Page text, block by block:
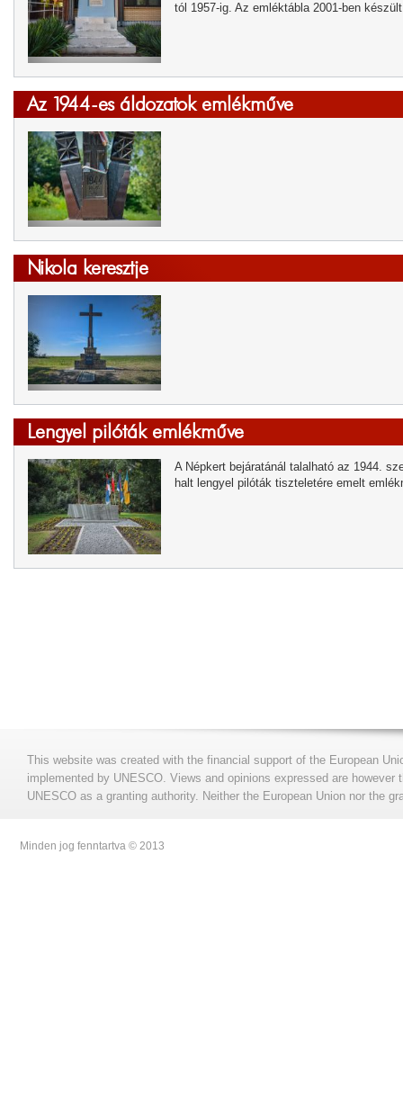
tól 1957-ig. Az emléktábla 2001-ben
Az 1944-es áldozatok emlékműve
Nikola keresztje
Lengyel pilóták emlékműve
A Népkert bejáratánál talalható az 1944.
halt lengyel pilóták tiszteletére emelt
This website was created with the financial support of the European
implemented by UNESCO. Views and opinions expressed are
UNESCO as a granting authority. Neither the European Union nor the
Minden jog fenntartva © 2013